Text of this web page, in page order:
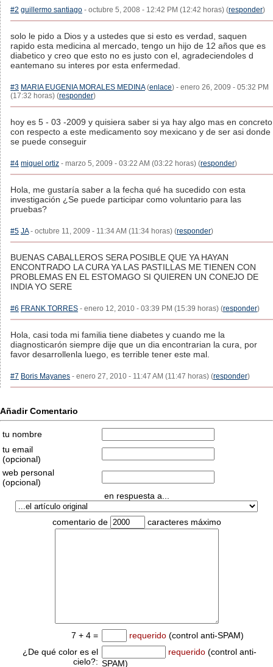
#2 guillermo santiago - octubre 5, 2008 - 12:42 PM (12:42 horas) (responder)
solo le pido a Dios y a ustedes que si esto es verdad, saquen
rapido esta medicina al mercado, tengo un hijo de 12 años que es
diabetico y creo que esto no es justo con el, agradeciendoles d
eantemano su interes por esta enfermedad.
#3 MARIA EUGENIA MORALES MEDINA(enlace) - enero 26, 2009 - 05:32 PM
(17:32 horas) (responder)
hoy es 5 - 03 -2009 y quisiera saber si ya hay algo mas en concreto
con respecto a este medicamento soy mexicano y de ser asi donde
se puede conseguir
#4 miguel ortiz - marzo 5, 2009 - 03:22 AM (03:22 horas) (responder)
Hola, me gustaría saber a la fecha qué ha sucedido con esta
investigación ¿Se puede participar como voluntario para las
pruebas?
#5 JA- octubre 11, 2009 - 11:34 AM (11:34 horas) (responder)
BUENAS CABALLEROS SERA POSIBLE QUE YA HAYAN
ENCONTRADO LA CURA YA LAS PASTILLAS ME TIENEN CON
PROBLEMAS EN EL ESTOMAGO SI QUIEREN UN CONEJO DE
INDIA YO SERE
#6 FRANK TORRES - enero 12, 2010 - 03:39 PM (15:39 horas) (responder)
Hola, casi toda mi familia tiene diabetes y cuando me la
diagnosticarón siempre dije que un dia encontrarian la cura, por
favor desarrollenla luego, es terrible tener este mal.
#7 Boris Mayanes - enero 27, 2010 - 11:47 AM (11:47 horas) (responder)
Añadir Comentario
tu nombre
tu email
(opcional)
web personal
(opcional)
en respuesta a...
comentario de caracteres máximo
7 + 4 = requerido (control anti-SPAM)
¿De qué color es el
cielo?:
requerido (control anti-
SPAM)